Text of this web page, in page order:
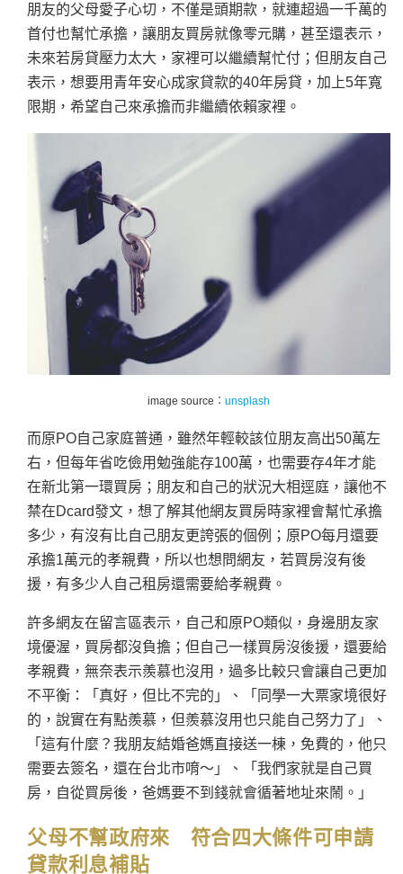
朋友的父母愛子心切，不僅是頭期款，就連超過一千萬的
首付也幫忙承擔，讓朋友買房就像零元購，甚至還表示，
未來若房貸壓力太大，家裡可以繼續幫忙付；但朋友自己
表示，想要用青年安心成家貸款的40年房貸，加上5年寬
限期，希望自己來承擔而非繼續依賴家裡。
image source： unsplash
而原PO自己家庭普通，雖然年輕較該位朋友高出50萬左
右，但每年省吃儉用勉強能存100萬，也需要存4年才能
在新北第一環買房；朋友和自己的狀況大相逕庭，讓他不
禁在Dcard發文，想了解其他網友買房時家裡會幫忙承擔
多少，有沒有比自己朋友更誇張的個例；原PO每月還要
承擔1萬元的孝親費，所以也想問網友，若買房沒有後
援，有多少人自己租房還需要給孝親費。
許多網友在留言區表示，自己和原PO類似，身邊朋友家
境優渥，買房都沒負擔；但自己一樣買房沒後援，還要給
孝親費，無奈表示羨慕也沒用，過多比較只會讓自己更加
不平衡：「真好，但比不完的」、「同學一大票家境很好
的，說實在有點羨慕，但羨慕沒用也只能自己努力了」、
「這有什麼？我朋友結婚爸媽直接送一棟，免費的，他只
需要去簽名，還在台北市唷～」、「我們家就是自己買
房，自從買房後，爸媽要不到錢就會循著地址來鬧。」
父母不幫政府來 符合四大條件可申請
貸款利息補貼